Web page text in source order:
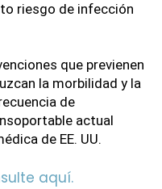
riesgo de infección
que previenen
la morbilidad y la
de
actual
de EE. UU.
aquí.